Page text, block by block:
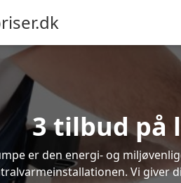
3 tilbud på
er den energi- og
Vi giver